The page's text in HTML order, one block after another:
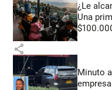
¿Le
Una
share
Minuto